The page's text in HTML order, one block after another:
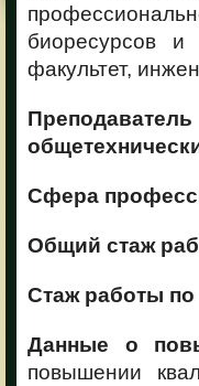
биоресурсов и
факультет,
Сфера
Общий стаж
Стаж работы по
Данные о
повышении